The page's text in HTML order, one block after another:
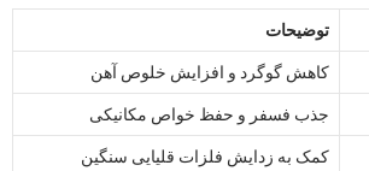
توضیحات
کاهش گوگرد و افزایش خلوص آهن
جذب فسفر و حفظ خواص مکانیکی
کمک به زدایش فلزات قلیایی سنگین